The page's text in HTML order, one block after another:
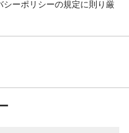
ーポリシーの規定に則り厳